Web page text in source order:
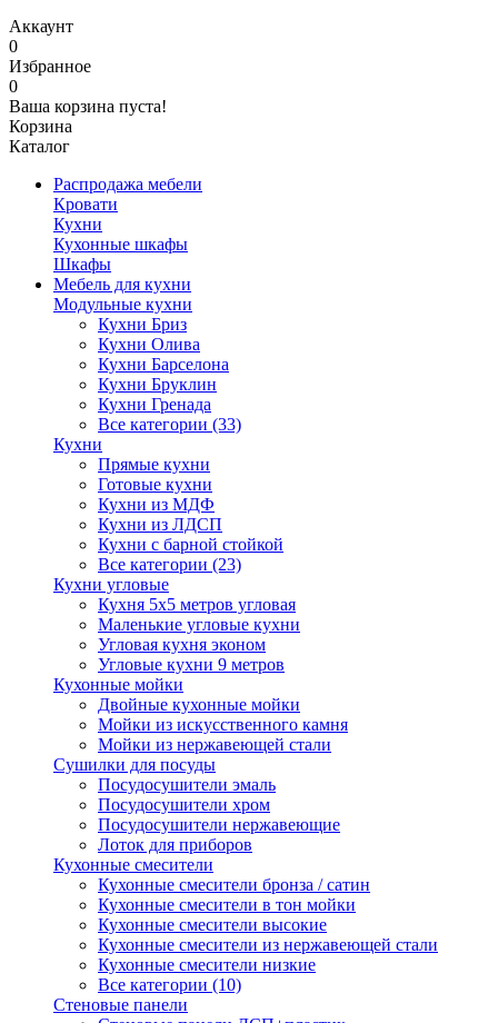
Аккаунт
0
Избранное
0
Ваша корзина пуста!
Корзина
Каталог
Распродажа мебели
Кровати
Кухни
Кухонные шкафы
Шкафы
Мебель для кухни
Модульные кухни
Кухни Бриз
Кухни Олива
Кухни Барселона
Кухни Бруклин
Кухни Гренада
Все категории (33)
Кухни
Прямые кухни
Готовые кухни
Кухни из МДФ
Кухни из ЛДСП
Кухни с барной стойкой
Все категории (23)
Кухни угловые
Кухня 5х5 метров угловая
Маленькие угловые кухни
Угловая кухня эконом
Угловые кухни 9 метров
Кухонные мойки
Двойные кухонные мойки
Мойки из искусственного камня
Мойки из нержавеющей стали
Сушилки для посуды
Посудосушители эмаль
Посудосушители хром
Посудосушители нержавеющие
Лоток для приборов
Кухонные смесители
Кухонные смесители бронза / сатин
Кухонные смесители в тон мойки
Кухонные смесители высокие
Кухонные смесители из нержавеющей стали
Кухонные смесители низкие
Все категории (10)
Стеновые панели